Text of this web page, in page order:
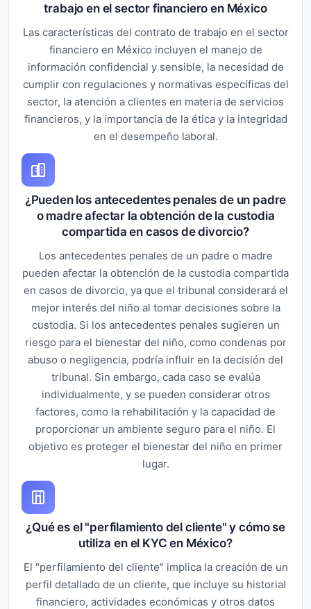
trabajo en el sector financiero en México
Las características del contrato de trabajo en el sector
financiero en México incluyen el manejo de
información confidencial y sensible, la necesidad de
cumplir con regulaciones y normativas específicas del
sector, la atención a clientes en materia de servicios
financieros, y la importancia de la ética y la integridad
en el desempeño laboral.
¿Pueden los antecedentes penales de un padre
o madre afectar la obtención de la custodia
compartida en casos de divorcio?
Los antecedentes penales de un padre o madre
pueden afectar la obtención de la custodia compartida
en casos de divorcio, ya que el tribunal considerará el
mejor interés del niño al tomar decisiones sobre la
custodia. Si los antecedentes penales sugieren un
riesgo para el bienestar del niño, como condenas por
abuso o negligencia, podría influir en la decisión del
tribunal. Sin embargo, cada caso se evalúa
individualmente, y se pueden considerar otros
factores, como la rehabilitación y la capacidad de
proporcionar un ambiente seguro para el niño. El
objetivo es proteger el bienestar del niño en primer
lugar.
¿Qué es el "perfilamiento del cliente" y cómo se
utiliza en el KYC en México?
El "perfilamiento del cliente" implica la creación de un
perfil detallado de un cliente, que incluye su historial
financiero, actividades económicas y otros datos